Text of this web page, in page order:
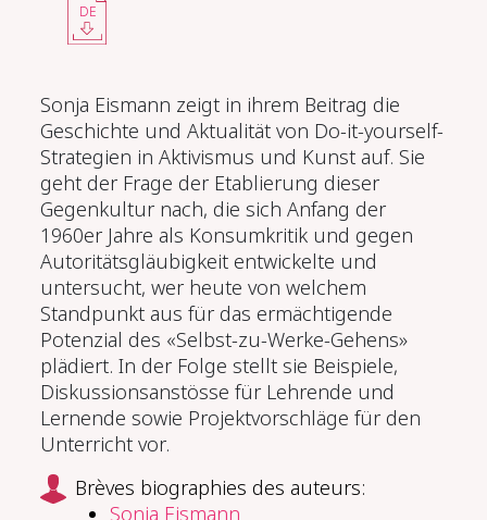
DE
Sonja Eismann zeigt in ihrem Beitrag die
Geschichte und Aktualität von Do-it-yourself-
Strategien in Aktivismus und Kunst auf. Sie
geht der Frage der Etablierung dieser
Gegenkultur nach, die sich Anfang der
1960er Jahre als Konsumkritik und gegen
Autoritätsgläubigkeit entwickelte und
untersucht, wer heute von welchem
Standpunkt aus für das ermächtigende
Potenzial des «Selbst-zu-Werke-Gehens»
plädiert. In der Folge stellt sie Beispiele,
Diskussionsanstösse für Lehrende und
Lernende sowie Projektvorschläge für den
Unterricht vor.
Brèves biographies des auteurs:
Sonja Eismann